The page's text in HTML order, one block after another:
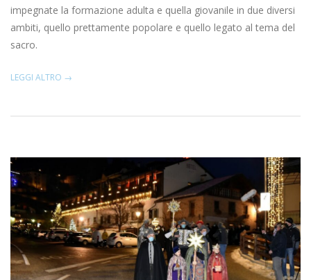
impegnate la formazione adulta e quella giovanile in due diversi
ambiti, quello prettamente popolare e quello legato al tema del
sacro.
LEGGI ALTRO →